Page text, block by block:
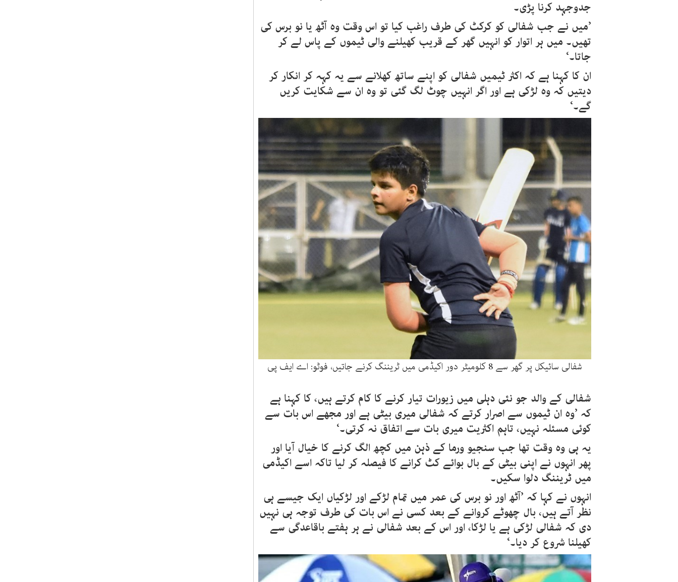
جدوجہد کرنا پڑی۔
’میں نے جب شفالی کو کرکٹ کی طرف راغب کیا تو اس وقت وہ آٹھ یا نو برس کی
تھیں۔ میں ہر اتوار کو انہیں گھر کے قریب کھیلنے والی ٹیموں کے پاس لے کر
جاتا۔‘
ان کا کہنا ہے کہ اکثر ٹیمیں شفالی کو اپنے ساتھ کھلانے سے یہ کہہ کر انکار کر
دیتیں کہ وہ لڑکی ہے اور اگر انہیں چوٹ لگ گئی تو وہ ان سے شکایت کریں
گے۔‘
شفالی سائیکل پر گھر سے 8 کلومیٹر دور اکیڈمی میں ٹریننگ کرنے جاتیں، فوٹو: اے ایف پی
شفالی کے والد جو نئی دہلی میں زیورات تیار کرنے کا کام کرتے ہیں، کا کہنا ہے
کہ ’وہ ان ٹیموں سے اصرار کرتے کہ شفالی میری بیٹی ہے اور مجھے اس بات سے
کوئی مسئلہ نہیں، تاہم اکثریت میری بات سے اتفاق نہ کرتی۔‘
یہ ہی وہ وقت تھا جب سنجیو ورما کے ذہن میں کچھ الگ کرنے کا خیال آیا اور
پھر انہوں نے اپنی بیٹی کے بال بوائے کٹ کرانے کا فیصلہ کر لیا تاکہ اسے اکیڈمی
میں ٹریننگ دلوا سکیں۔
انہوں نے کہا کہ ’آٹھ اور نو برس کی عمر میں تمام لڑکے اور لڑکیاں ایک جیسے ہی
نظر آتے ہیں، بال چھوٹے کروانے کے بعد کسی نے اس بات کی طرف توجہ ہی نہیں
دی کہ شفالی لڑکی ہے یا لڑکا، اور اس کے بعد شفالی نے ہر ہفتے باقاعدگی سے
کھیلنا شروع کر دیا۔‘